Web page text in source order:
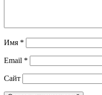
Имя *
Email *
Сайт